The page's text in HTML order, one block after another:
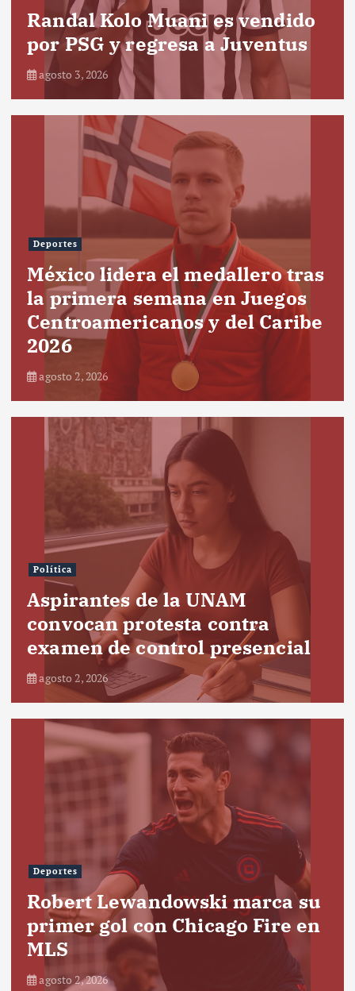
Randal Kolo Muani es vendido
por PSG y regresa a Juventus
agosto 3, 2026
Deportes
México lidera el medallero tras
la primera semana en Juegos
Centroamericanos y del Caribe
2026
agosto 2, 2026
Política
Aspirantes de la UNAM
convocan protesta contra
examen de control presencial
agosto 2, 2026
Deportes
Robert Lewandowski marca su
primer gol con Chicago Fire en
MLS
agosto 2, 2026